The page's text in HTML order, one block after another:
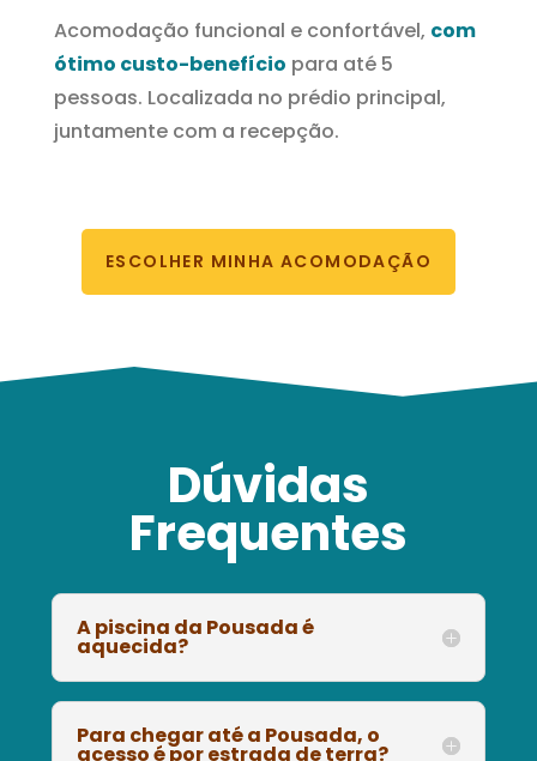
Acomodação funcional e confortável, com
ótimo custo-benefício para até 5
pessoas. Localizada no prédio principal,
juntamente com a recepção.
ESCOLHER MINHA ACOMODAÇÃO
Dúvidas
Frequentes
A piscina da Pousada é
aquecida?
Para chegar até a Pousada, o
acesso é por estrada de terra?